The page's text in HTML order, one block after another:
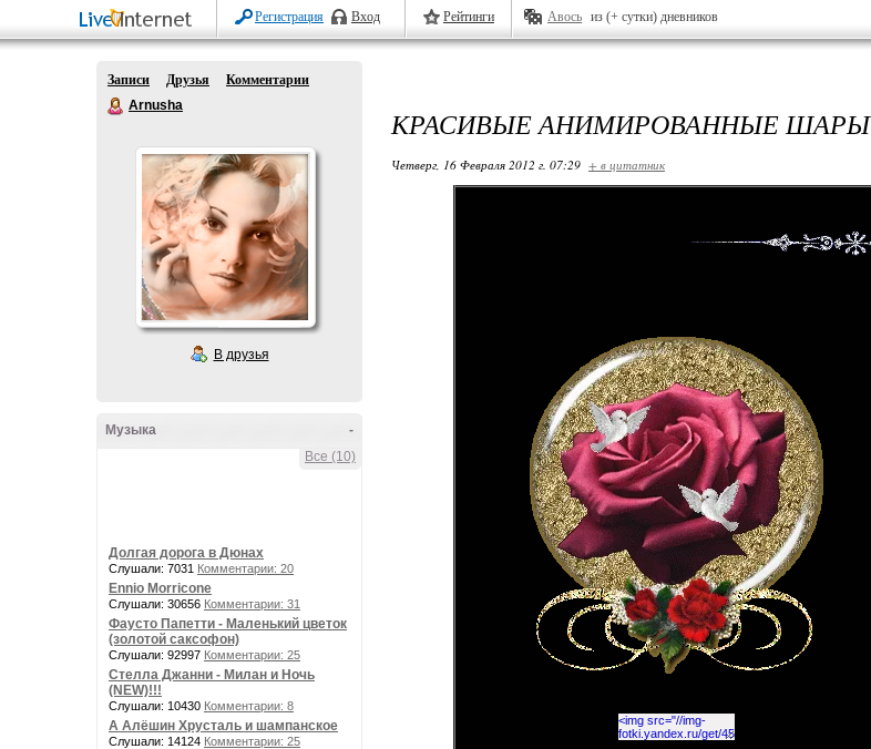
Регистрация Вход Рейтинги Авось из (+ сутки) дневников
Записи Друзья
Комментарии
Arnusha
В друзья
-
Музыка
Все (10)
Долгая дорога в Дюнах
Слушали: 7031 Комментарии: 20
Ennio Morricone
Слушали: 30656 Комментарии: 31
Фаусто Папетти - Маленький цветок
(золотой саксофон)
Слушали: 92997 Комментарии: 25
Стелла Джанни - Милан и Ночь
(NEW)!!!
Слушали: 10430 Комментарии: 8
А Алёшин Хрусталь и шампанское
Слушали: 14124 Комментарии: 25
КРАСИВЫЕ АНИМИРОВАННЫЕ ШАРЫ
Четверг, 16 Февраля 2012 г. 07:29 + в цитатник